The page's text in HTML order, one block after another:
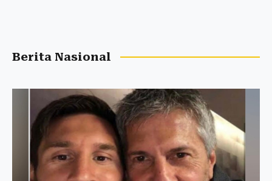
Berita Nasional